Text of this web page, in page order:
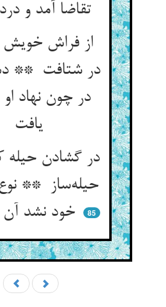
تقاضا آمد و درد شکم
از فراش
در شتافت **
در چون نهاد
یافت
در گشادن حیله
حیله‌ساز **
85